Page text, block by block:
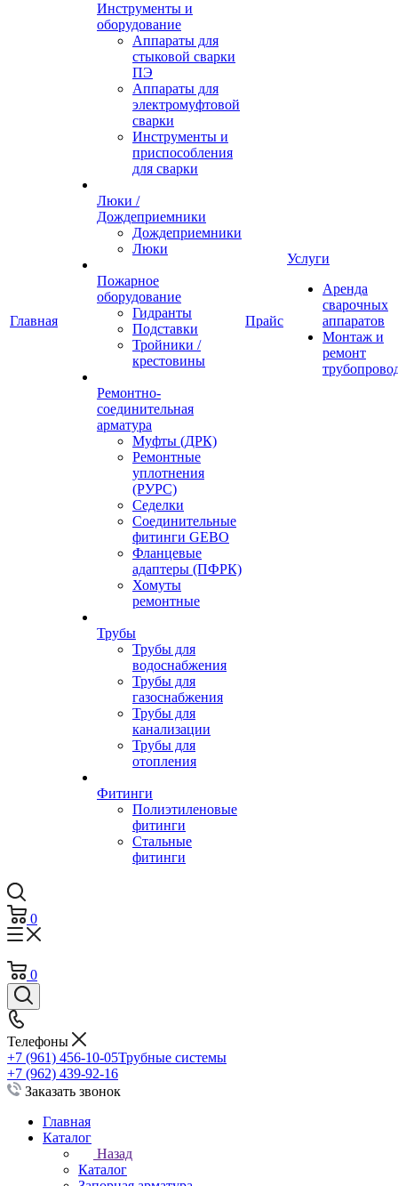
Главная
Инструменты и
оборудование
Аппараты для
стыковой сварки
ПЭ
Аппараты для
электромуфтовой
сварки
Инструменты и
приспособления
для сварки
Люки /
Дождеприемники
Дождеприемники
Люки
Пожарное
оборудование
Гидранты
Подставки
Тройники /
крестовины
Ремонтно-
соединительная
арматура
Муфты (ДРК)
Ремонтные
уплотнения
(РУРС)
Седелки
Соединительные
фитинги GEBO
Фланцевые
адаптеры (ПФРК)
Хомуты
ремонтные
Трубы
Трубы для
водоснабжения
Трубы для
газоснабжения
Трубы для
канализации
Трубы для
отопления
Фитинги
Полиэтиленовые
фитинги
Стальные
фитинги
Прайс
Услуги
Аренда
сварочных
аппаратов
Монтаж и
ремонт
0
0
Телефоны
+7 (961) 456-10-05Трубные системы
+7 (962) 439-92-16
Заказать звонок
Главная
Каталог
Назад
Каталог